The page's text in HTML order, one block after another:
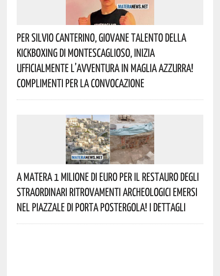
Per Silvio Canterino, Giovane Talento Della
Kickboxing Di Montescaglioso, Inizia
Ufficialmente L’avventura In Maglia Azzurra!
Complimenti Per La Convocazione
A Matera 1 Milione Di Euro Per Il Restauro Degli
Straordinari Ritrovamenti Archeologici Emersi
Nel Piazzale Di Porta Postergola! I Dettagli